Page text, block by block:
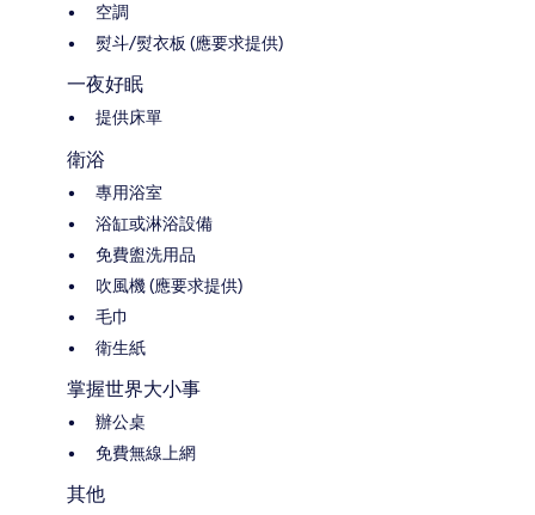
空調
熨斗/熨衣板 (應要求提供)
一夜好眠
提供床單
衛浴
專用浴室
浴缸或淋浴設備
免費盥洗用品
吹風機 (應要求提供)
毛巾
衛生紙
掌握世界大小事
辦公桌
免費無線上網
其他